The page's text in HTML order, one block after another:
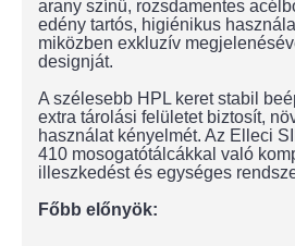
arany színű, rozsdamentes
edény tartós, higiénikus
miközben exkluzív
designját.
A szélesebb HPL keret stabil
extra tárolási felületet biztosít,
használat kényelmét. Az Elleci
410 mosogatótálcákkal való
illeszkedést és egységes
Főbb előnyök: